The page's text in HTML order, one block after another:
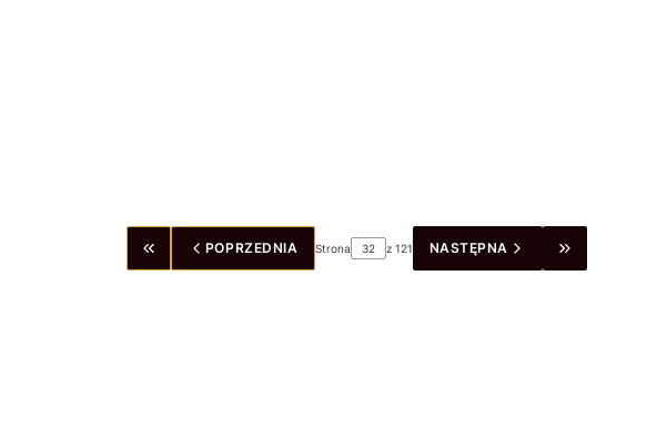
WRÓĆ DO PIERWSZEJ STRONY Z PRODUKTAMI
POPRZEDNIA Strona z 121 NASTĘPNA PRZEJDŹ DO